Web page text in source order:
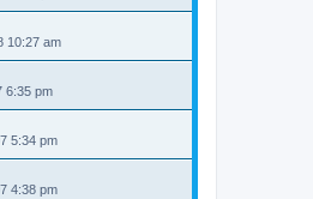
10:27 am
6:35 pm
5:34 pm
4:38 pm